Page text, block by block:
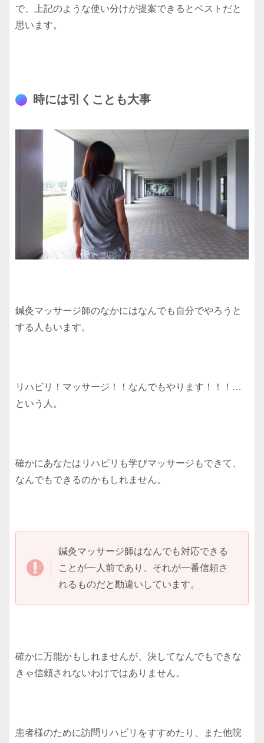
で、上記のような使い分けが提案できるとベストだと
思います。
時には引くことも大事
鍼灸マッサージ師のなかにはなんでも自分でやろうと
する人もいます。
リハビリ！マッサージ！！なんでもやります！！！…
という人。
確かにあなたはリハビリも学びマッサージもできて、
なんでもできるのかもしれません。
鍼灸マッサージ師はなんでも対応できる
ことが一人前であり、それが一番信頼さ
れるものだと勘違いしています。
確かに万能かもしれませんが、決してなんでもできな
きゃ信頼されないわけではありません。
患者様のために訪問リハビリをすすめたり、また他院